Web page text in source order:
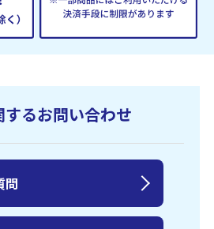
るお問い合わせ
問